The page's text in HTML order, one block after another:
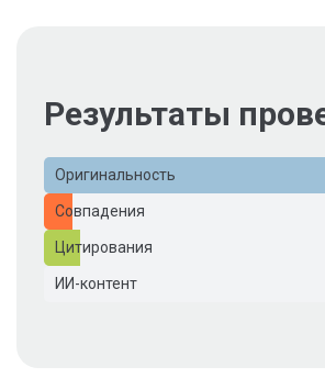
Результаты
Оригинальность
Совпадения
Цитирования
ИИ-контент